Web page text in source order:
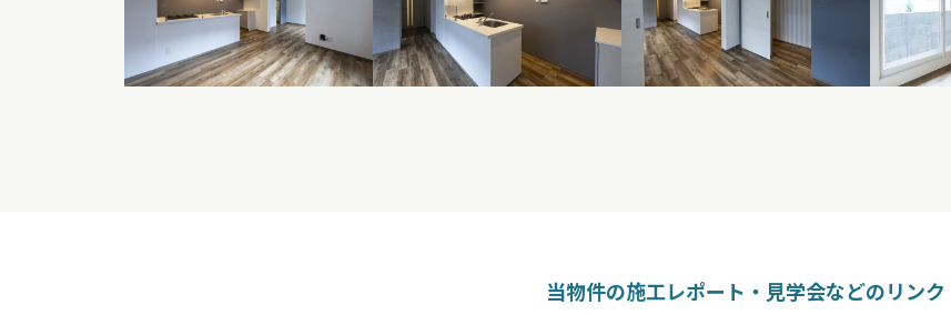
当物件の施工レポート・見学会などのリンク